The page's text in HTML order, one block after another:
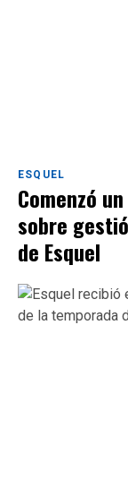
ESQUEL
Comenzó
sobre
de Esquel